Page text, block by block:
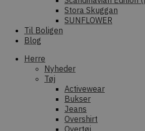
Stora Skuggan
SUNFLOWER
Til Boligen
Blog
Herre
Nyheder
Tøj
Activewear
Bukser
Jeans
Overshirt
Overtøj